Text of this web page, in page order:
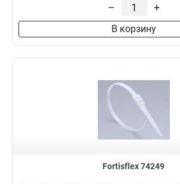
– +
В корзину
Fortisflex 74249